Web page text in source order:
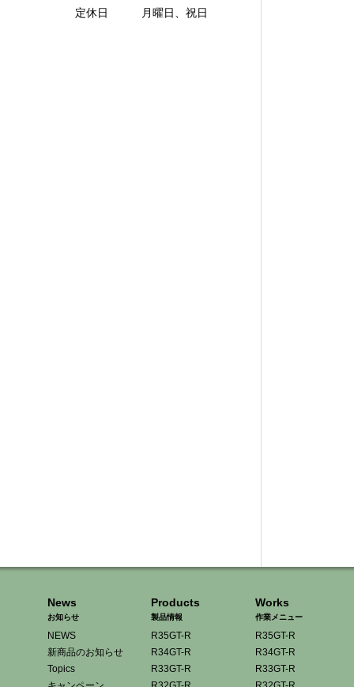
定休日 月曜日、祝日
News
お知らせ
NEWS
新商品のお知らせ
Topics
Products
製品情報
R35GT-R
R34GT-R
R33GT-R
Works
作業メニュー
R35GT-R
R34GT-R
R33GT-R